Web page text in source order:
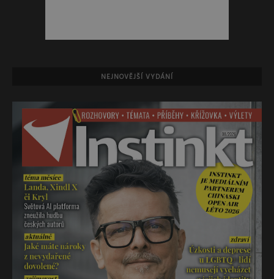
NEJNOVĚJŠÍ VYDÁNÍ